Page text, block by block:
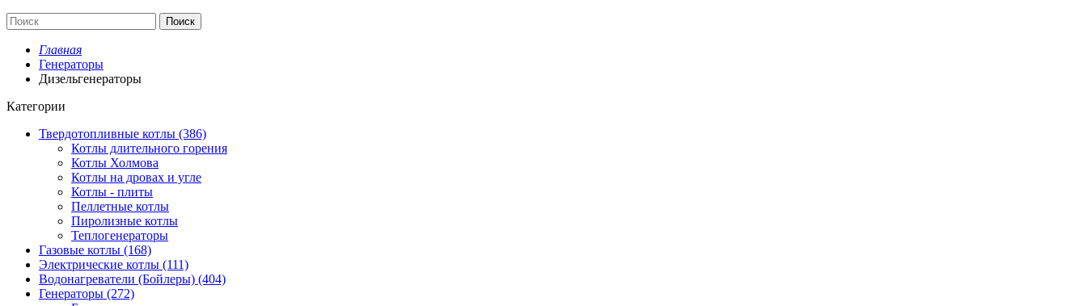
Поиск
Главная
Генераторы
Дизельгенераторы
Категории
Твердотопливные котлы (386)
Котлы длительного горения
Котлы Холмова
Котлы на дровах и угле
Котлы - плиты
Пеллетные котлы
Пиролизные котлы
Теплогенераторы
Газовые котлы (168)
Электрические котлы (111)
Водонагреватели (Бойлеры) (404)
Генераторы (272)